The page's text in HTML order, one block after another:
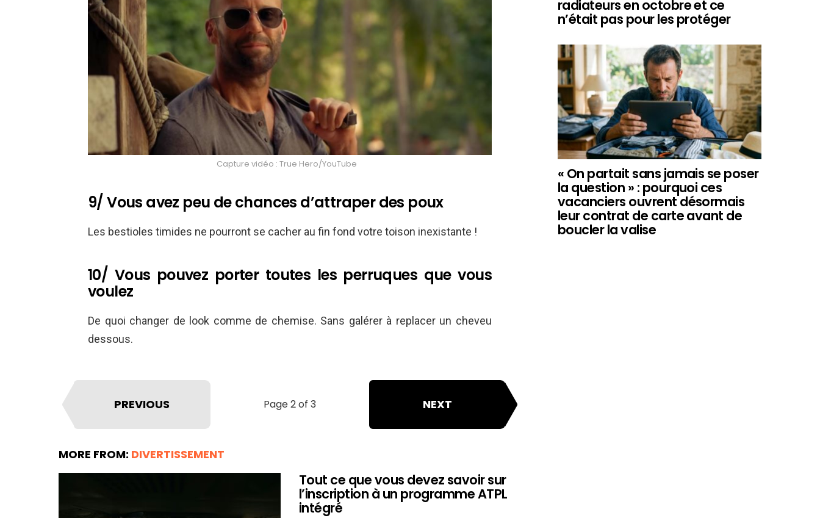
Capture vidéo : True Hero/YouTube
9/ Vous avez peu de chances d’attraper des poux
Les bestioles timides ne pourront se cacher au fin fond votre toison inexistante !
10/ Vous pouvez porter toutes les perruques que vous
voulez
De quoi changer de look comme de chemise. Sans galérer à replacer un cheveu
dessous.
Page 2 of 3
PREVIOUS NEXT
MORE FROM: DIVERTISSEMENT
Tout ce que vous devez savoir sur
l’inscription à un programme ATPL
intégré
radiateurs en octobre et ce
n’était pas pour les protéger
« On partait sans jamais se poser
la question » : pourquoi ces
vacanciers ouvrent désormais
leur contrat de carte avant de
boucler la valise